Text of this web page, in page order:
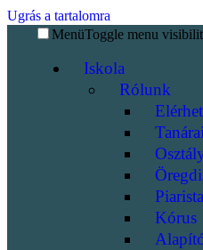
Ugrás a tartalomra
MenüToggle menu
Iskola
Rólunk
Kórus